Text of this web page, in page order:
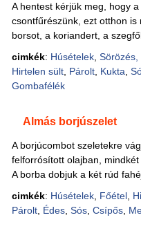
A hentest kérjük meg, hogy
csontfűrészünk, ezt otthon is
borsot, a koriandert, a
cimkék: Húsételek, Sörözés,
Hirtelen sült, Párolt, Kukta
Gombafélék
Almás borjúszelet
A borjúcombot szeletekre
felforrósított olajban,
A borba dobjuk a két rúd
cimkék: Húsételek, Főétel,
Párolt, Édes, Sós, Csípős,